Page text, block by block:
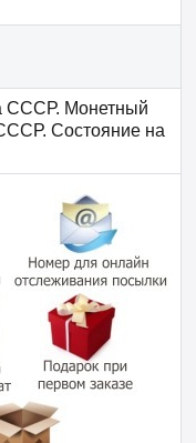
СССР. Монетный
Состояние на